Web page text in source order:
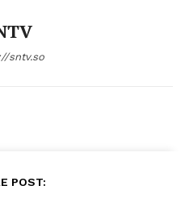
sntv.so
POST: